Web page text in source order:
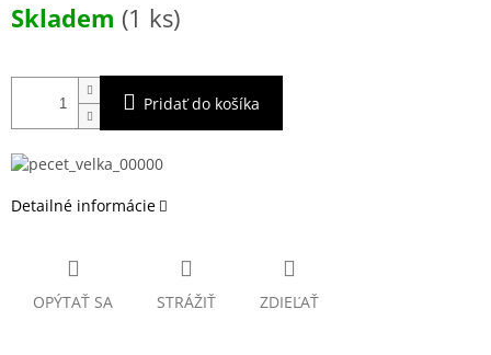
cena:
Skladem (1 ks)
Pridať do košíka
Detailné informácie
OPÝTAŤ SA STRÁŽIŤ ZDIEĽAŤ